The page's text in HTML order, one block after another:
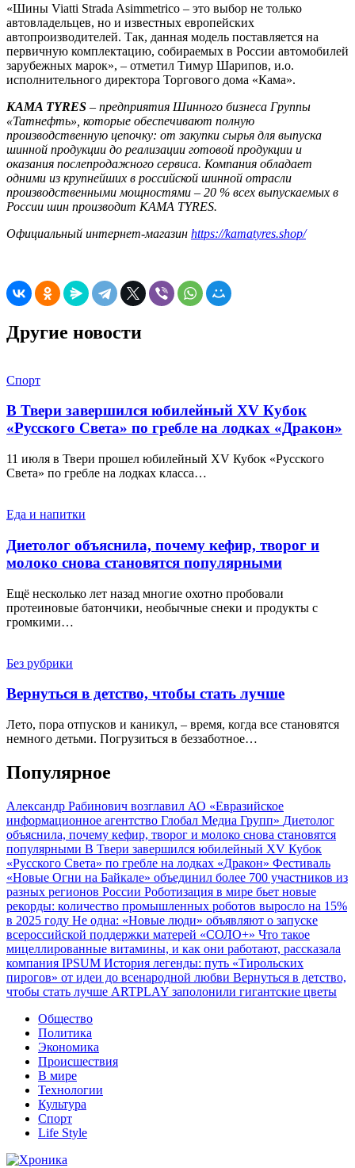
«Шины Viatti Strada Asimmetrico – это выбор не только
автовладельцев, но и известных европейских
автопроизводителей. Так, данная модель поставляется на
первичную комплектацию, собираемых в России автомобилей
зарубежных марок», – отметил Тимур Шарипов, и.о.
исполнительного директора Торгового дома «Кама».
KAMA TYRES – предприятия Шинного бизнеса Группы
«Татнефть», которые обеспечивают полную
производственную цепочку: от закупки сырья для выпуска
шинной продукции до реализации готовой продукции и
оказания послепродажного сервиса. Компания обладает
одними из крупнейших в российской шинной отрасли
производственными мощностями – 20 % всех выпускаемых в
России шин производит KAMA TYRES.
Официальный интернет-магазин https://kamatyres.shop/
Другие новости
Спорт
В Твери завершился юбилейный XV Кубок
«Русского Света» по гребле на лодках «Дракон»
11 июля в Твери прошел юбилейный XV Кубок «Русского
Света» по гребле на лодках класса…
Еда и напитки
Диетолог объяснила, почему кефир, творог и
молоко снова становятся популярными
Ещё несколько лет назад многие охотно пробовали
протеиновые батончики, необычные снеки и продукты с
громкими…
Без рубрики
Вернуться в детство, чтобы стать лучше
Лето, пора отпусков и каникул, – время, когда все становятся
немного детьми. Погрузиться в беззаботное…
Популярное
Александр Рабинович возглавил АО «Евразийское
информационное агентство Глобал Медиа Групп» Диетолог
объяснила, почему кефир, творог и молоко снова становятся
популярными В Твери завершился юбилейный XV Кубок
«Русского Света» по гребле на лодках «Дракон» Фестиваль
«Новые Огни на Байкале» объединил более 700 участников из
разных регионов России Роботизация в мире бьет новые
рекорды: количество промышленных роботов выросло на 15%
в 2025 году Не одна: «Новые люди» объявляют о запуске
всероссийской поддержки матерей «СОЛО+» Что такое
мицеллированные витамины, и как они работают, рассказала
компания IPSUM История легенды: путь «Тирольских
пирогов» от идеи до всенародной любви Вернуться в детство,
чтобы стать лучше ARTPLAY заполонили гигантские цветы
Общество
Политика
Экономика
Происшествия
В мире
Технологии
Культура
Спорт
Life Style